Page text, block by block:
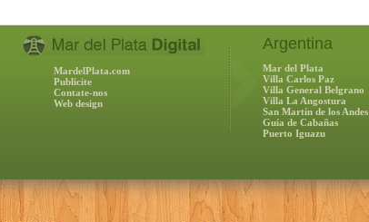
MardelPlata.com
Publicite
Contate-nos
Web design
Argentina
Mar del Plata
Villa Carlos Paz
Villa General Belgrano
Villa La Angostura
San Martín de los Andes
Guía de Cabañas
Puerto Iguazu